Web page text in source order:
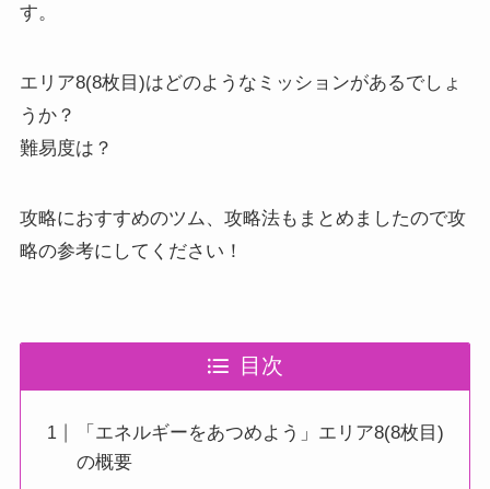
す。
エリア8(8枚目)はどのようなミッションがあるでしょ
うか？
難易度は？
攻略におすすめのツム、攻略法もまとめましたので攻
略の参考にしてください！
目次
「エネルギーをあつめよう」エリア8(8枚目)
の概要